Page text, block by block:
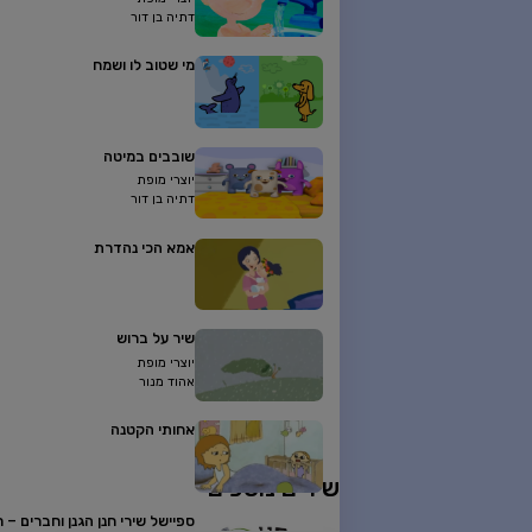
דתיה בן דור
מי שטוב לו ושמח
שובבים במיטה
יוצרי מופת
דתיה בן דור
אמא הכי נהדרת
שיר על ברוש
יוצרי מופת
אהוד מנור
אחותי הקטנה
ספיישל שירי חנן הגנן וחברים –
שירים נוספים